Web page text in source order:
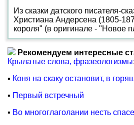
Из сказки датского писателя-
Христиана Андерсена (1805-
короля" (в оригинале - "Новое
Рекомендуем интересные
Крылатые слова, фразеологизмы:
▪ Коня на скаку остановит, в
▪ Первый встречный
▪ Во многоглаголании несть